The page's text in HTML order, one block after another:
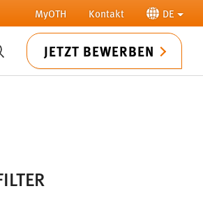
MyOTH Kontakt DE
SUCHE JETZT BEWERBEN